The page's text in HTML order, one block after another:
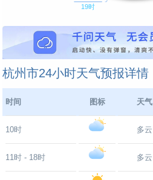
杭州市24小时天气预报详情
时间 图标 天气
10时 多云
11时 - 18时 多云